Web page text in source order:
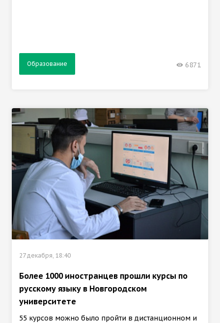
Образование 6871
27 декабря, 18:40
Более 1000 иностранцев прошли курсы по
русскому языку в Новгородском
университете
55 курсов можно было пройти в дистанционном и